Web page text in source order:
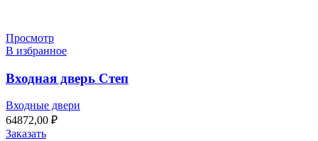
Просмотр
В избранное
Входная дверь Степ
Входные двери
64872,00 ₽
Заказать